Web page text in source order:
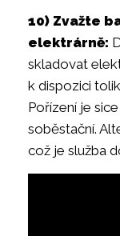
10) Zvažte
elektrárně:
skladovat
k dispozici
Pořízení je
soběstační.
což je služba